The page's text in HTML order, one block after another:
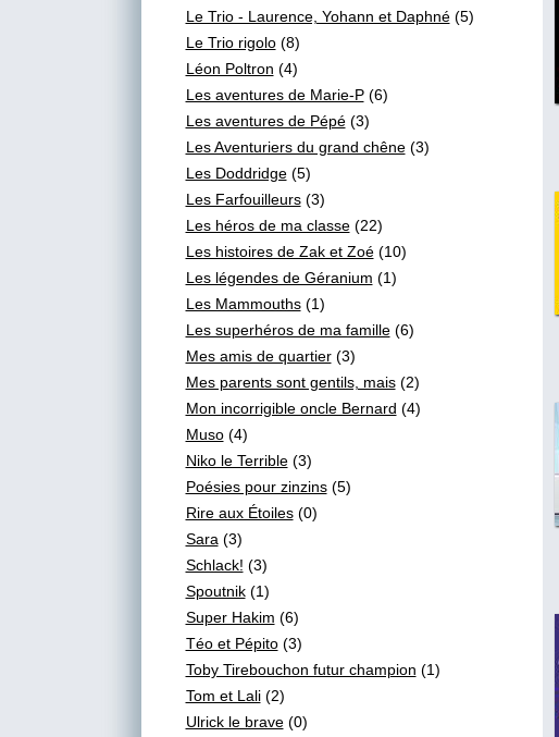
Le Trio - Laurence, Yohann et Daphné(5)
Le Trio rigolo(8)
Léon Poltron (4)
Les aventures de Marie-P(6)
Les aventures de Pépé(3)
Les Aventuriers du grand chêne(3)
Les Doddridge(5)
Les Farfouilleurs(3)
Les héros de ma classe(22)
Les histoires de Zak et Zoé(10)
Les légendes de Géranium (1)
Les Mammouths(1)
Les superhéros de ma famille(6)
Mes amis de quartier(3)
Mes parents sont gentils, mais(2)
Mon incorrigible oncle Bernard (4)
Muso(4)
Niko le Terrible(3)
Poésies pour zinzins(5)
Rire aux Étoiles(0)
Sara (3)
Schlack! (3)
Spoutnik(1)
Super Hakim (6)
Téo et Pépito(3)
Toby Tirebouchon futur champion (1)
Tom et Lali(2)
Ulrick le brave(0)